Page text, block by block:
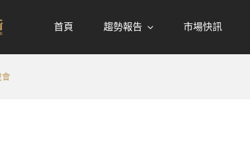
首頁 趨勢報告 市場快訊
會